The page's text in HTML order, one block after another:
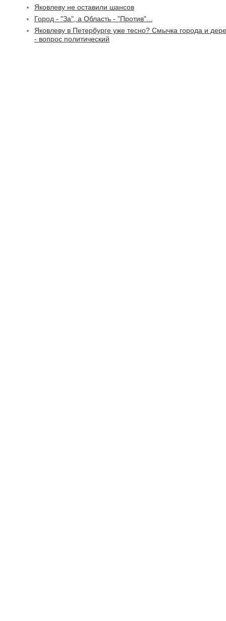
Яковлеву не оставили шансов
Город - "За", а Область - "Против"...
Яковлеву в Петербурге уже тесно? Смычка города и
- вопрос политический